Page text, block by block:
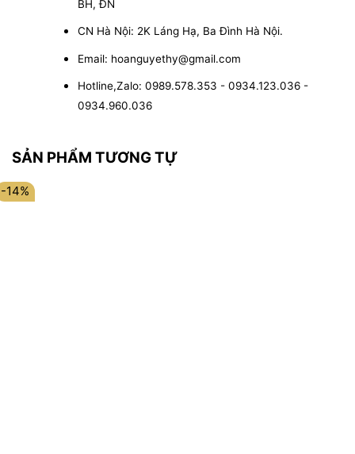
BH, ĐN
CN Hà Nội: 2K Láng Hạ, Ba Đình Hà Nội.
Email: hoanguyethy@gmail.com
Hotline,Zalo: 0989.578.353 - 0934.123.036 -
0934.960.036
SẢN PHẨM TƯƠNG TỰ
-14%